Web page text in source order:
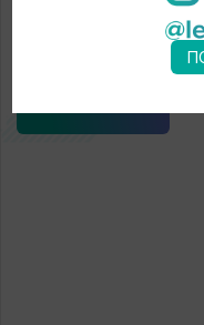
официальном сайте